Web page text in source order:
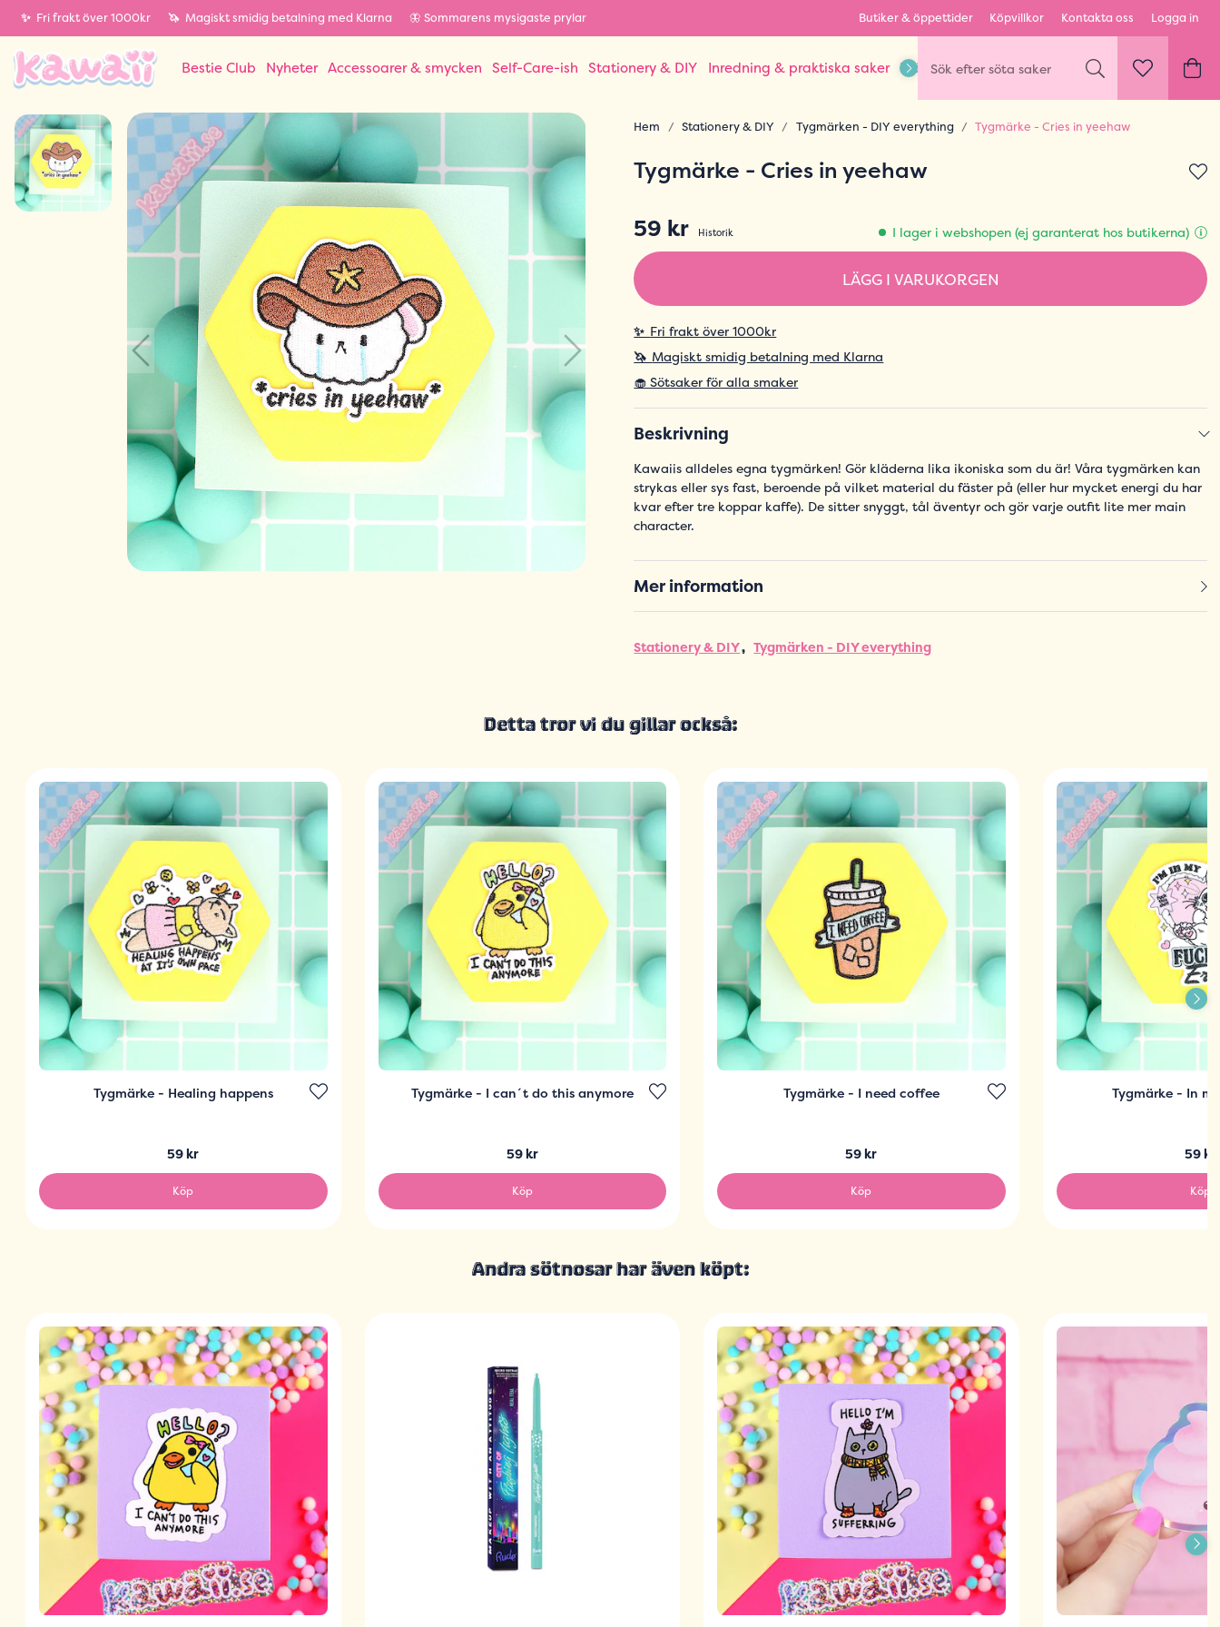
✨ Fri frakt över 1000kr 🦄 Magiskt smidig betalning med Klarna 🦋 Sommarens mysigaste prylar Butiker & öppettider Köpvillkor Kontakta oss Logga in
Bestie Club Nyheter Accessoarer & smycken Self-Care-ish Stationery & DIY Inredning & praktiska saker Kläder & Outfits Karaktärer & fandom
Hem Stationery & DIY Tygmärken - DIY everything Tygmärke - Cries in yeehaw
Tygmärke - Cries in yeehaw
59 kr
Historik I lager i webshopen (ej garanterat hos butikerna)
LÄGG I VARUKORGEN
✨ Fri frakt över 1000kr
🦄 Magiskt smidig betalning med Klarna
🧁 Sötsaker för alla smaker
Beskrivning
Kawaiis alldeles egna tygmärken! Gör kläderna lika ikoniska som du är! Våra tygmärken kan
strykas eller sys fast, beroende på vilket material du fäster på (eller hur mycket energi du har
kvar efter tre koppar kaffe). De sitter snyggt, tål äventyr och gör varje outfit lite mer main
character.
Mer information
Stationery & DIY Tygmärken - DIY everything
Detta tror vi du gillar också:
Tygmärke - Healing happens
59 kr
Köp
Tygmärke - I can´t do this anymore
59 kr
Köp
Tygmärke - I need coffee
59 kr
Köp
Tygmärke - In
59 kr
Köp
Andra sötnosar har även köpt: